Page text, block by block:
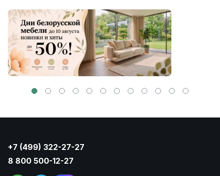
+7 (499) 322-27-27
8 800 500-12-27